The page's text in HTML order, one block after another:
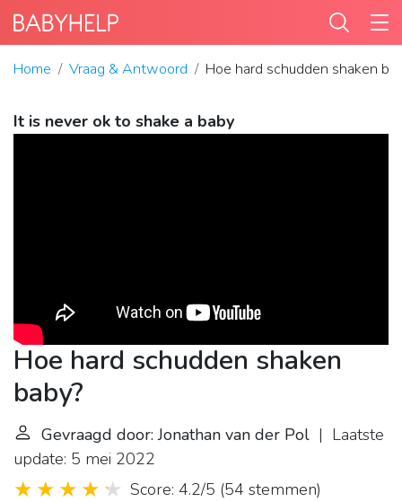
Home Vraag & Antwoord Hoe hard schudden shaken
It is never ok to shake a baby
Hoe hard schudden shaken
baby?
Gevraagd door: Jonathan van der Pol | Laatste
update: 5 mei 2022
Score: 4.2/5 (54 stemmen)